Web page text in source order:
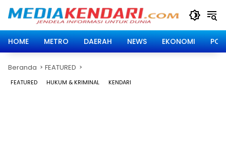
HOME
METRO DAERAH NEWS EKONOMI
Beranda FEATURED
FEATURED HUKUM & KRIMINAL KENDARI